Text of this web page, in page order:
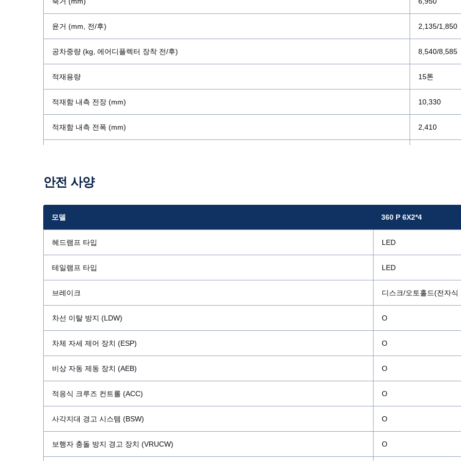
윤거 (mm, 전/후) 2,135/1,850
공차중량 (kg, 에어디플렉터 장착 전/후) 8,540/8,585
적재용량 15톤
적재함 내측 전장 (mm) 10,330
적재함 내측 전폭 (mm) 2,410
엔진 총 배기량 (cc)
엔진 최고출력 (hp/rpm) 360/1,900
최대토크 (kgf.m/rpm) 173/
타이어 전륜 385/65R
타이어 후륜 295/80R
타이어 후륜 (가변축) 385/65R
변속기 제작사 스카니아
변속기 기어단수 전진 12단/
변속기 변속방식 뉴 스카니아
서스펜션 전륜 에어 스프링
서스펜션 후륜 에어 스프링
조향시스템 전자식 스티
안전 사양
모델 360 P 6X2*4
헤드램프 타입 LED
테일램프 타입 LED
브레이크 디스크/오토홀드(전자식
차선 이탈 방지 (LDW) Ο
차체 자세 제어 장치 (ESP) Ο
비상 자동 제동 장치 (AEB) Ο
적응식 크루즈 컨트롤 (ACC) Ο
사각지대 경고 시스템 (BSW) Ο
보행자 충돌 방지 경고 장치 (VRUCW) Ο